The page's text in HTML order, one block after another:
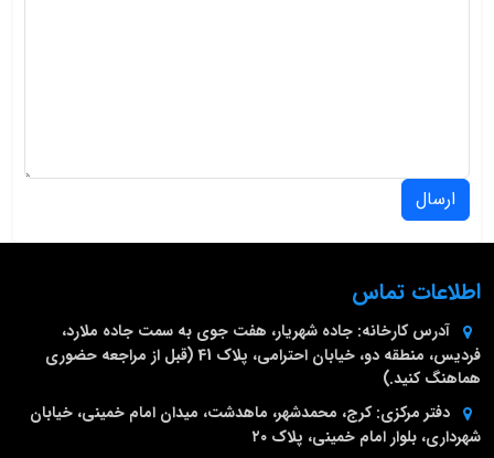
ارسال
اطلاعات تماس
آدرس کارخانه: جاده شهریار، هفت جوی به سمت جاده ملارد،
فردیس، منطقه دو، خیابان احترامی، پلاک 41 (قبل از مراجعه حضوری
هماهنگ کنید.)
دفتر مرکزی: کرج، محمدشهر، ماهدشت، میدان امام خمینی، خیابان
شهرداری، بلوار امام خمینی، پلاک ۲۰